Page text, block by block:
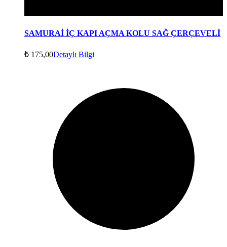
SAMURAİ İÇ KAPI AÇMA KOLU SAĞ ÇERÇEVELİ
₺ 175,00Detaylı Bilgi